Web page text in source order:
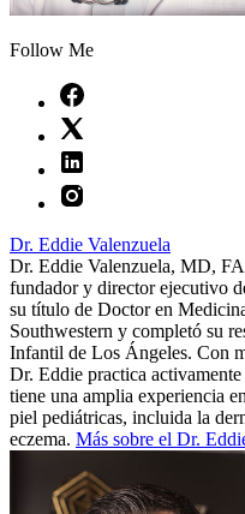
Follow Me
Dr. Eddie Valenzuela
Dr. Eddie Valenzuela, MD,
fundador y director ejecutivo
su título de Doctor en
Southwestern y completó su
Infantil de Los Ángeles. Con
Dr. Eddie practica
tiene una amplia experiencia
piel pediátricas, incluida la
eczema. Más sobre el Dr.